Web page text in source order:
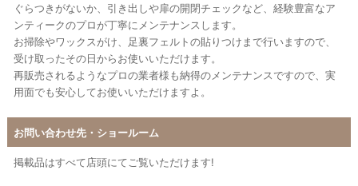
ぐらつきがないか、引き出しや扉の開閉チェックなど、経験豊富なア
ンティークのプロが丁寧にメンテナンスします。
お掃除やワックスがけ、足裏フェルトの貼りつけまで行いますので、
受け取ったその日からお使いいただけます。
再販売されるようなプロの業者様も納得のメンテナンスですので、実
用面でも安心してお使いいただけますよ。
お問い合わせ先・ショールーム
掲載品はすべて店頭にてご覧いただけます!